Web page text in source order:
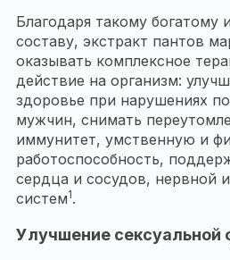
Благодаря такому богатому
составу, экстракт пантов
оказывать комплексное
действие на организм:
здоровье при нарушениях
мужчин, снимать
иммунитет, умственную и
работоспособность,
сердца и сосудов, нервной
систем1.
Улучшение сексуальной